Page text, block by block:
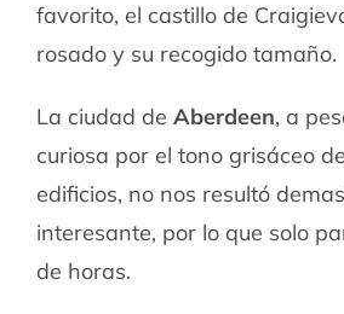
favorito, el castillo de
rosado y su recogido tamaño.
La ciudad de Aberdeen, a
curiosa por el tono grisáceo
edificios, no nos resultó
interesante, por lo que solo
de horas.